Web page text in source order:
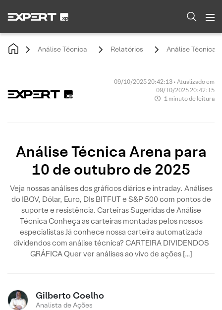
Análise Técnica Relatórios Análise Técnica
09/10/2025 20:42:13 • Atualizado em
09/10/2025 20:42:15
1 minuto de leitura
Análise Técnica Arena para
10 de outubro de 2025
Veja nossas análises dos gráficos diários e intraday. Análises
do IBOV, Dólar, Euro, DIs BITFUT e S&P 500 com pontos de
suporte e resistência. Carteiras Sugeridas de Análise
Técnica Conheça as carteiras montadas pelos nossos
especialistas Já conhece nossa carteira automatizada
dividendos com análise técnica? CARTEIRA DIVIDENDOS
GRÁFICA Quer ver análises ao vivo de ações […]
Gilberto Coelho
Analista de Ações